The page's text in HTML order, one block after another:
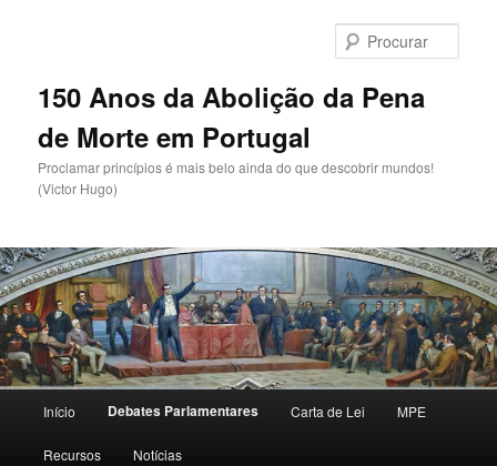
primário150 Anos da Abolição da Pena
de Morte em Portugal
Proclamar princípios é mais belo ainda do que descobrir mundos!
(Victor Hugo)
Início Debates Parlamentares Carta de Lei MPE
Recursos Notícias